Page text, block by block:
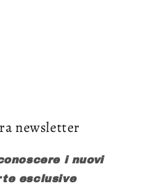
newsletter
i nuovi
esclusive